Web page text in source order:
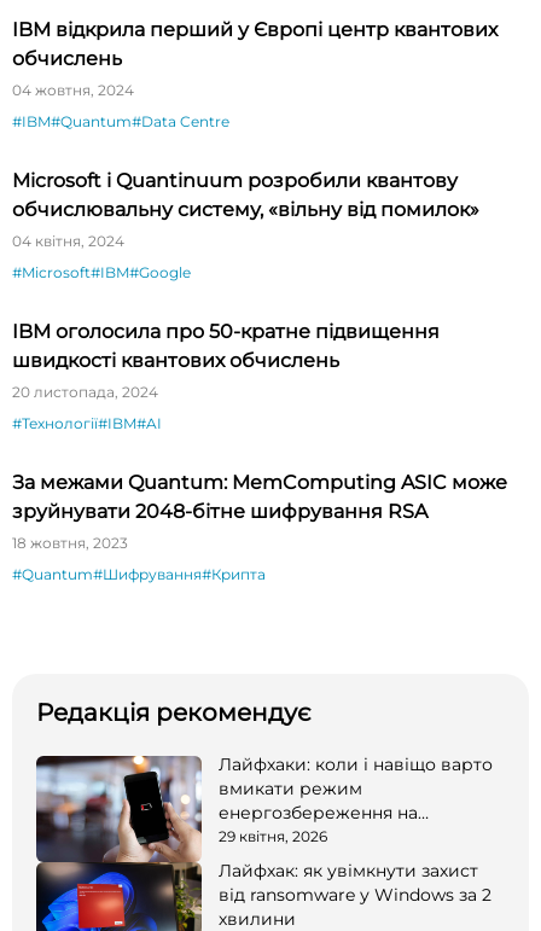
IBM відкрила перший у Європі центр квантових
обчислень
04 жовтня, 2024
#IBM#Quantum#Data Centre
Microsoft і Quantinuum розробили квантову
обчислювальну систему, «вільну від помилок»
04 квітня, 2024
#Microsoft#IBM#Google
IBM оголосила про 50-кратне підвищення
швидкості квантових обчислень
20 листопада, 2024
#Технології#IBM#AI
За межами Quantum: MemComputing ASIC може
зруйнувати 2048-бітне шифрування RSA
18 жовтня, 2023
#Quantum#Шифрування#Крипта
Редакція рекомендує
Лайфхаки: коли і навіщо варто
вмикати режим
енергозбереження на
смартфоні
29 квітня, 2026
Лайфхак: як увімкнути захист
від ransomware у Windows за 2
хвилини